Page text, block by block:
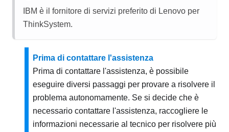
IBM è il fornitore di servizi preferito di Lenovo per
ThinkSystem.
Prima di contattare l'assistenza
Prima di contattare l'assistenza, è possibile
eseguire diversi passaggi per provare a risolvere il
problema autonomamente. Se si decide che è
necessario contattare l'assistenza, raccogliere le
informazioni necessarie al tecnico per risolvere più